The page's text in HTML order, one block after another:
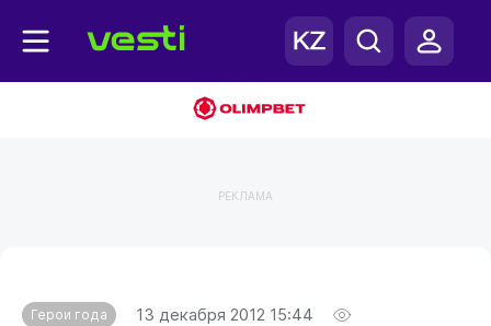
РЕКЛАМА
Герои года 13 декабря 2012 15:44